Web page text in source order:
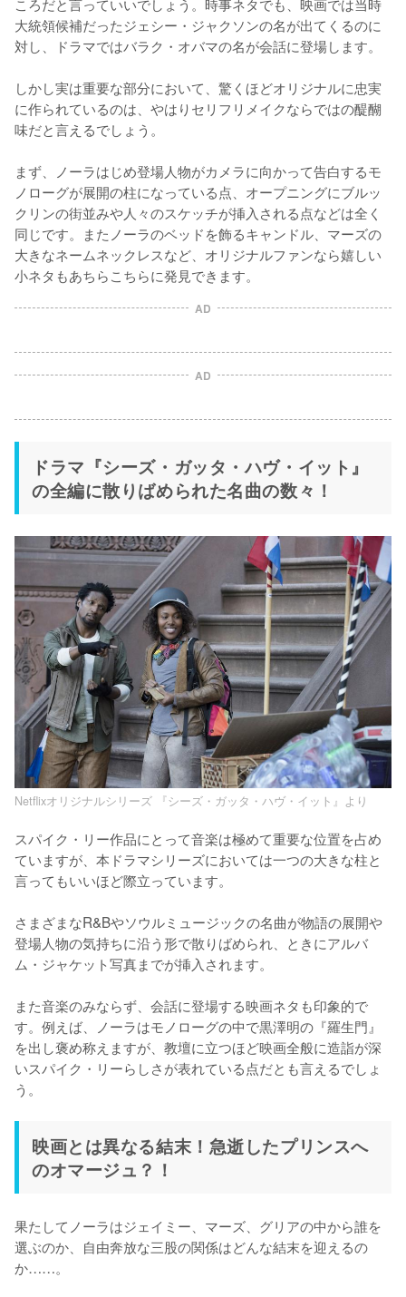
大統領候補だったジェシー・ジャクソンの名が出てくるのに
対し、ドラマではバラク・オバマの名が会話に登場します。
しかし実は重要な部分において、驚くほどオリジナルに忠実
に作られているのは、やはりセリフリメイクならではの醍醐
味だと言えるでしょう。
まず、ノーラはじめ登場人物がカメラに向かって告白するモ
ノローグが展開の柱になっている点、オープニングにブルッ
クリンの街並みや人々のスケッチが挿入される点などは全く
同じです。またノーラのベッドを飾るキャンドル、マーズの
大きなネームネックレスなど、オリジナルファンなら嬉しい
小ネタもあちらこちらに発見できます。
AD
AD
ドラマ『シーズ・ガッタ・ハヴ・イット』
の全編に散りばめられた名曲の数々！
Netflixオリジナルシリーズ 『シーズ・ガッタ・ハヴ・イット』より
スパイク・リー作品にとって音楽は極めて重要な位置を占め
ていますが、本ドラマシリーズにおいては一つの大きな柱と
言ってもいいほど際立っています。
さまざまなR&Bやソウルミュージックの名曲が物語の展開や
登場人物の気持ちに沿う形で散りばめられ、ときにアルバ
ム・ジャケット写真までが挿入されます。
また音楽のみならず、会話に登場する映画ネタも印象的で
す。例えば、ノーラはモノローグの中で黒澤明の『羅生門』
を出し褒め称えますが、教壇に立つほど映画全般に造詣が深
いスパイク・リーらしさが表れている点だとも言えるでしょ
映画とは異なる結末！急逝したプリンスへ
のオマージュ？！
果たしてノーラはジェイミー、マーズ、グリアの中から誰を
選ぶのか、自由奔放な三股の関係はどんな結末を迎えるの
か……。